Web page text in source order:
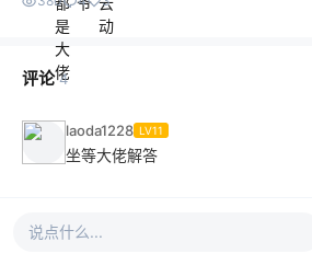
评论4
laoda1228 LV11
坐等大佬解答
2023-02-15
说点什么...